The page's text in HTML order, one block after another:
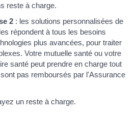
reste à charge.
2 : les solutions personnalisées de
répondent à tous les besoins
plus avancées, pour traiter
Votre mutuelle santé ou votre
santé peut prendre en charge tout
pas remboursés par l'Assurance
un reste à charge.